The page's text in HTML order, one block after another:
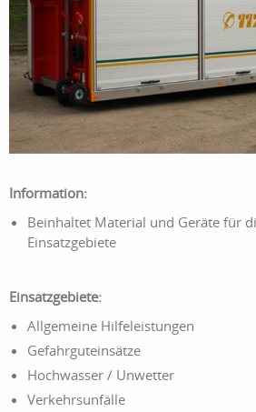
Information:
Beinhaltet Material und Geräte für
Einsatzgebiete
Einsatzgebiete:
Allgemeine Hilfeleistungen
Gefahrguteinsätze
Hochwasser / Unwetter
Verkehrsunfälle